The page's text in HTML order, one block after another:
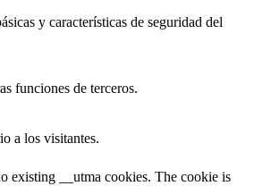
y características de seguridad del
funciones de terceros.
a los visitantes.
existing __utma cookies. The cookie is